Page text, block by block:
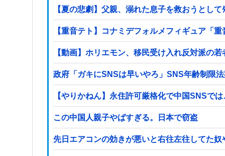
【夏の悲劇】父親、溺れた息子を救おうとし
【重音テト】コナミデフォルメフィギュア「
【動画】ホリエモン、移民受け入れ反対派の
政府「ガキにSNSは早いやろ」SNS年齢制限
【やりかねん】永住許可厳格化で中国SNSで
この中国人親子やばすぎる。日本で窃盗
先日エアコンの効きが悪いと右往左往してた奴